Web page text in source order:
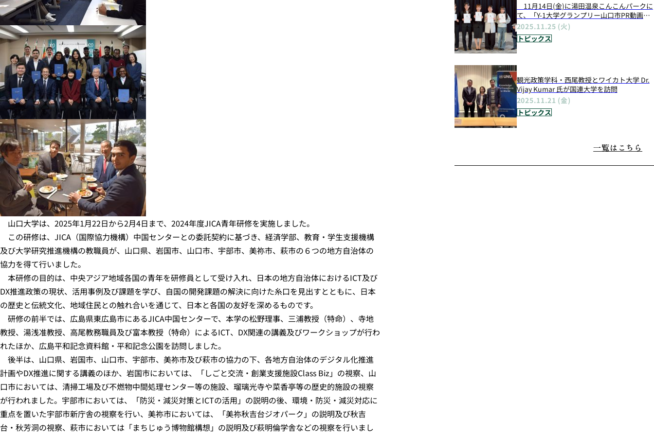
山口大学は、2025年1月22日から2月4日まで、2024年度JICA青年研修を実施しました。
この研修は、JICA（国際協力機構）中国センターとの委託契約に基づき、経済学部、教育・学生支援機構
及び大学研究推進機構の教職員が、山口県、岩国市、山口市、宇部市、美祢市、萩市の６つの地方自治体の
協力を得て行いました。
本研修の目的は、中央アジア地域各国の青年を研修員として受け入れ、日本の地方自治体におけるICT及び
DX推進政策の現状、活用事例及び課題を学び、自国の開発課題の解決に向けた糸口を見出すとともに、日本
の歴史と伝統文化、地域住民との触れ合いを通じて、日本と各国の友好を深めるものです。
研修の前半では、広島県東広島市にあるJICA中国センターで、本学の松野理事、三浦教授（特命）、寺地
教授、湯浅准教授、高尾教務職員及び富本教授（特命）によるICT、DX関連の講義及びワークショップが行わ
れたほか、広島平和記念資料館・平和記念公園を訪問しました。
後半は、山口県、岩国市、山口市、宇部市、美祢市及び萩市の協力の下、各地方自治体のデジタル化推進
計画やDX推進に関する講義のほか、岩国市においては、「しごと交流・創業支援施設Class Biz」の視察、山
口市においては、清掃工場及び不燃物中間処理センター等の施設、瑠璃光寺や菜香亭等の歴史的施設の視察
が行われました。宇部市においては、「防災・減災対策とICTの活用」の説明の後、環境・防災・減災対応に
重点を置いた宇部市新庁舎の視察を行い、美祢市においては、「美祢秋吉台ジオパーク」の説明及び秋吉
台・秋芳洞の視察、萩市においては「まちじゅう博物館構想」の説明及び萩明倫学舎などの視察を行いまし
11月14日(金)に湯田温泉こんこんパークに
て、「Y-1大学グランプリー山口市PR動画コ
ンテストー」が開催されました
2025.11.25 (火)
トピックス
観光政策学科・西尾教授とワイカト大学 Dr.
Vijay Kumar 氏が国連大学を訪問
2025.11.21 (金)
トピックス
一覧はこちら